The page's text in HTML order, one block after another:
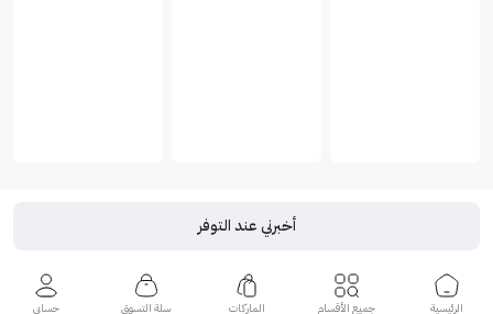
أخبرني عند التوفر
الرئيسية جميع الأقسام الماركات سلة التسوق حسابي